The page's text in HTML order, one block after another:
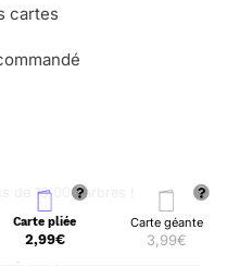
Carte pliée
2,99€
Carte géante
3,99€
cartes
de 13.000 arbres !